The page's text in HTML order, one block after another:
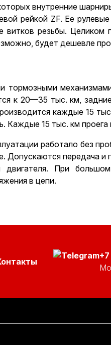
внутренние
рейкой ZF. Ее
витков резьбы.
будет дешевле
тормозными
к 20—35 тыс. км,
каждые 15
Каждые 15 тыс. км
работало без
Допускаются передача
двигателя. При
в цепи.